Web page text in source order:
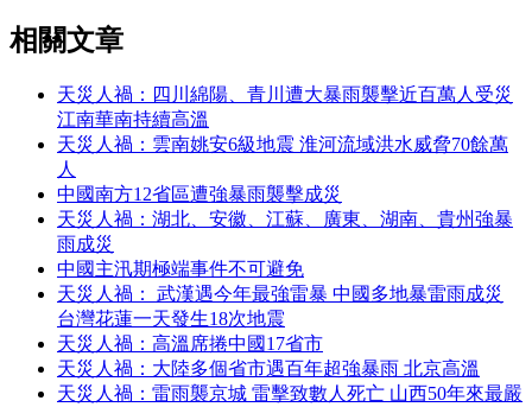
相關文章
天災人禍：四川綿陽、青川遭大暴雨襲擊近百萬人受災
江南華南持續高溫
天災人禍：雲南姚安6級地震 淮河流域洪水威脅70餘萬
人
中國南方12省區遭強暴雨襲擊成災
天災人禍：湖北、安徽、江蘇、廣東、湖南、貴州強暴
雨成災
中國主汛期極端事件不可避免
天災人禍： 武漢遇今年最強雷暴 中國多地暴雷雨成災
台灣花蓮一天發生18次地震
天災人禍：高溫席捲中國17省市
天災人禍：大陸多個省市遇百年超強暴雨 北京高溫
天災人禍：雷雨襲京城 雷擊致數人死亡 山西50年來最嚴